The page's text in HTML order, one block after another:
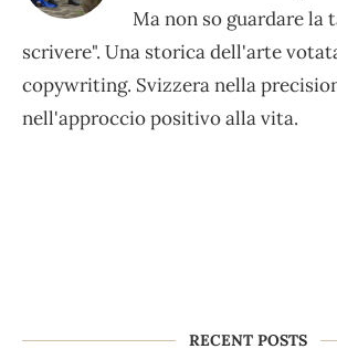
Ma non so guardare la
scrivere". Una storica dell'arte
copywriting. Svizzera nella
nell'approccio positivo alla vita.
RECENT POSTS